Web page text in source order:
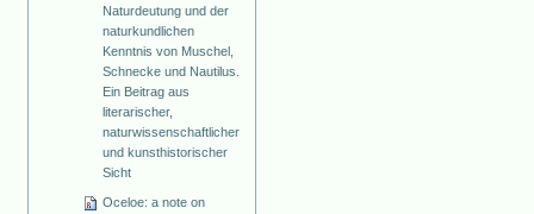
Naturdeutung und der
naturkundlichen
Kenntnis von Muschel,
Schnecke und Nautilus.
Ein Beitrag aus
literarischer,
naturwissenschaftlicher
und kunsthistorischer
Sicht
Oceloe: a note on